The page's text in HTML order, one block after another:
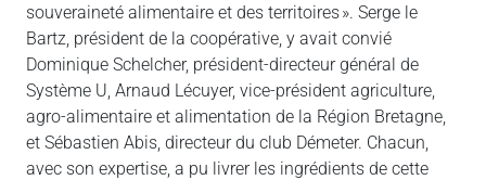
souveraineté alimentaire et des territoires ». Serge le
Bartz, président de la coopérative, y avait convié
Dominique Schelcher, président-directeur général de
Système U, Arnaud Lécuyer, vice-président agriculture,
agro-alimentaire et alimentation de la Région Bretagne,
et Sébastien Abis, directeur du club Démeter. Chacun,
avec son expertise, a pu livrer les ingrédients de cette